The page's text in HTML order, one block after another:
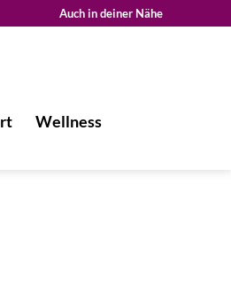
Auch in deiner Nähe
Wellness